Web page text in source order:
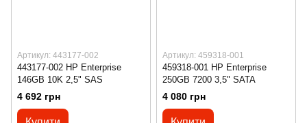
Артикул: 443177-002
443177-002 HP Enterprise
146GB 10K 2,5" SAS
4 692 грн
Артикул: 459318-001
459318-001 HP Enterprise
250GB 7200 3,5" SATA
4 080 грн